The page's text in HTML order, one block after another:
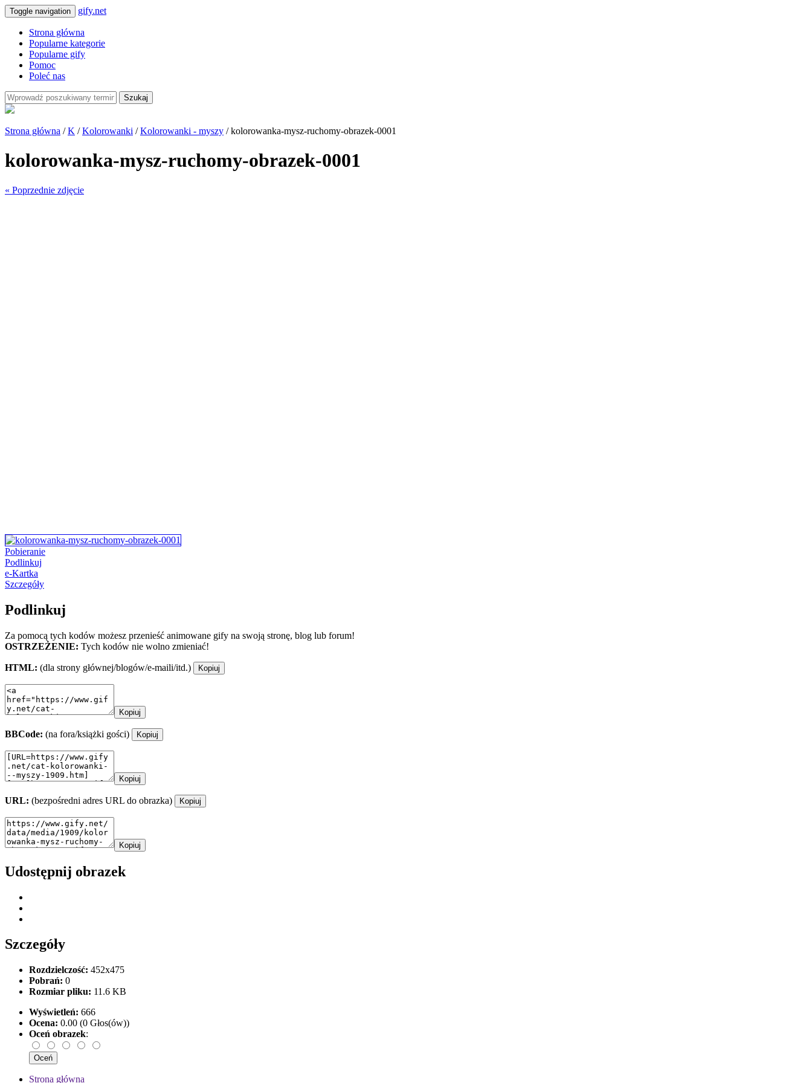
Toggle navigation gify.net
Strona główna
Popularne kategorie
Popularne gify
Pomoc
Poleć nas
Szukaj
Strona główna /K /Kolorowanki /Kolorowanki - myszy / kolorowanka-mysz-ruchomy-obrazek-0001
kolorowanka-mysz-ruchomy-obrazek-0001
« Poprzednie zdjęcie
Pobieranie
Podlinkuj
e-Kartka
Szczegóły
Podlinkuj
Za pomocą tych kodów możesz przenieść animowane gify na swoją stronę, blog lub forum!
OSTRZEŻENIE: Tych kodów nie wolno zmieniać!
HTML: (dla strony głównej/blogów/e-maili/itd.) Kopiuj
Kopiuj
BBCode: (na fora/książki gości) Kopiuj
Kopiuj
URL: (bezpośredni adres URL do obrazka) Kopiuj
Kopiuj
Udostępnij obrazek
Szczegóły
Rozdzielczość: 452x475
Pobrań: 0
Rozmiar pliku: 11.6 KB
Wyświetleń: 666
Ocena: 0.00 (0 Głos(ów))
Oceń obrazek:
Strona główna